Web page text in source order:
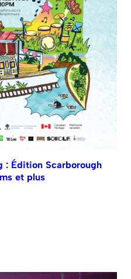
: Édition Scarborough
et plus